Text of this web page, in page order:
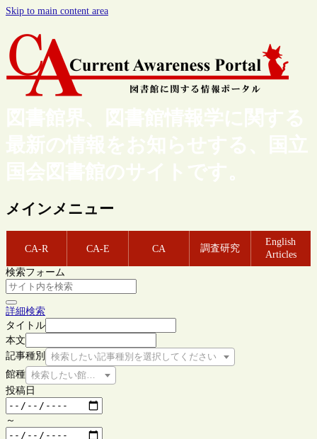
Skip to main content area
図書館界、図書館情報学に関する
最新の情報をお知らせする、国立
国会図書館のサイトです。
メインメニュー
CA-R CA-E CA 調査研究
English
Articles
検索フォーム
詳細検索
タイトル
本文
記事種別
検索したい記事種別を選択してください
館種 検索したい館種を選択してください
投稿日
～